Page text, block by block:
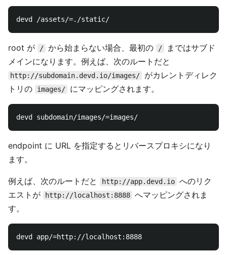
root が / から始まらない場合、最初の /
まではサブド
メインになります。例えば、次のルートだと
http://subdomain.devd.io/images/
がカレントディレク
トリの
images/ にマッピングされます。
endpoint に URL を指定するとリバースプロキシになり
ます。
例えば、次のルートだと http://app.devd.io へのリク
エストが
http://localhost:8888 へマッピングされま
す。